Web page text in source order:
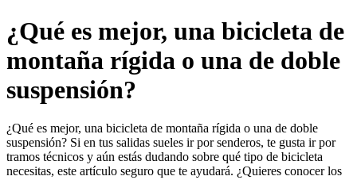
¿Qué es mejor, una bicicleta de
montaña rígida o una de doble
suspensión?
¿Qué es mejor, una bicicleta de montaña rígida o una de doble
suspensión? Si en tus salidas sueles ir por senderos, te gusta ir por
tramos técnicos y aún estás dudando sobre qué tipo de bicicleta
necesitas, este artículo seguro que te ayudará. ¿Quieres conocer los